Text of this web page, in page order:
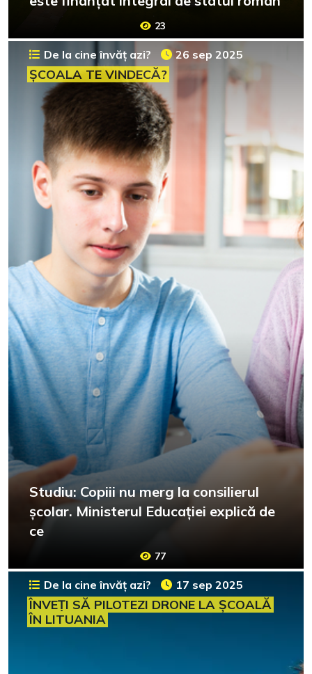
23
De la cine învăț azi? 26 sep 2025
ȘCOALA TE VINDECĂ?
Studiu: Copiii nu merg la consilierul
școlar. Ministerul Educației explică de
ce
77
De la cine învăț azi? 17 sep 2025
ÎNVEȚI SĂ PILOTEZI DRONE LA ȘCOALĂ
ÎN LITUANIA